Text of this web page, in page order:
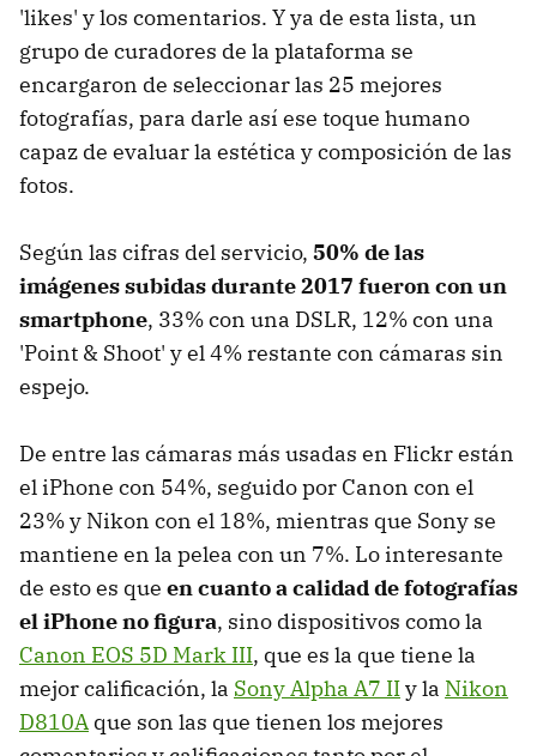
'likes' y los comentarios. Y ya de esta lista, un
grupo de curadores de la plataforma se
encargaron de seleccionar las 25 mejores
fotografías, para darle así ese toque humano
capaz de evaluar la estética y composición de las
fotos.
Según las cifras del servicio, 50% de las
imágenes subidas durante 2017 fueron con un
smartphone, 33% con una DSLR, 12% con una
'Point & Shoot' y el 4% restante con cámaras sin
espejo.
De entre las cámaras más usadas en Flickr están
el iPhone con 54%, seguido por Canon con el
23% y Nikon con el 18%, mientras que Sony se
mantiene en la pelea con un 7%. Lo interesante
de esto es que en cuanto a calidad de fotografías
el iPhone no figura, sino dispositivos como la
Canon EOS 5D Mark III, que es la que tiene la
mejor calificación, la Sony Alpha A7 IIy la Nikon
D810A que son las que tienen los mejores